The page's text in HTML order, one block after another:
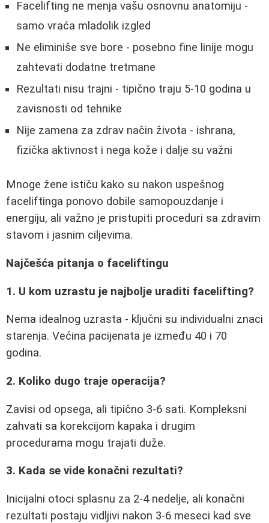
Facelifting ne menja vašu osnovnu anatomiju -
samo vraća mladolik izgled
Ne eliminiše sve bore - posebno fine linije mogu
zahtevati dodatne tretmane
Rezultati nisu trajni - tipično traju 5-10 godina u
zavisnosti od tehnike
Nije zamena za zdrav način života - ishrana,
fizička aktivnost i nega kože i dalje su važni
Mnoge žene ističu kako su nakon uspešnog
faceliftinga ponovo dobile samopouzdanje i
energiju, ali važno je pristupiti proceduri sa zdravim
stavom i jasnim ciljevima.
Najčešća pitanja o faceliftingu
1. U kom uzrastu je najbolje uraditi facelifting?
Nema idealnog uzrasta - ključni su individualni znaci
starenja. Većina pacijenata je između 40 i 70
godina.
2. Koliko dugo traje operacija?
Zavisi od opsega, ali tipično 3-6 sati. Kompleksni
zahvati sa korekcijom kapaka i drugim
procedurama mogu trajati duže.
3. Kada se vide konačni rezultati?
Inicijalni otoci splasnu za 2-4 nedelje, ali konačni
rezultati postaju vidljivi nakon 3-6 meseci kad sve